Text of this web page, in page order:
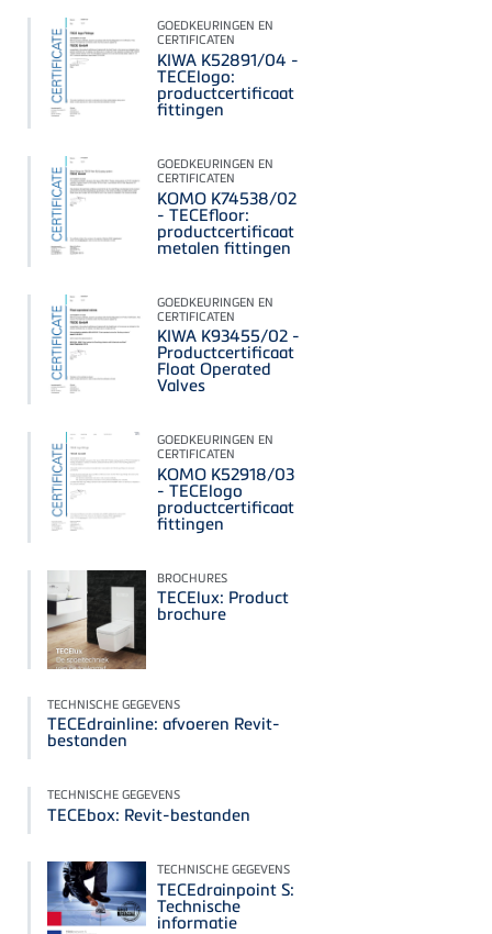
GOEDKEURINGEN EN
CERTIFICATEN
KIWA K52891/04 -
TECElogo:
productcertificaat
fittingen
GOEDKEURINGEN EN
CERTIFICATEN
KOMO K74538/02
- TECEfloor:
productcertificaat
metalen fittingen
GOEDKEURINGEN EN
CERTIFICATEN
KIWA K93455/02 -
Productcertificaat
Float Operated
Valves
GOEDKEURINGEN EN
CERTIFICATEN
KOMO K52918/03
- TECElogo
productcertificaat
fittingen
BROCHURES
TECElux: Product
brochure
TECHNISCHE GEGEVENS
TECEdrainline: afvoeren Revit-
bestanden
TECHNISCHE GEGEVENS
TECEbox: Revit-bestanden
TECHNISCHE GEGEVENS
TECEdrainpoint S:
Technische
informatie